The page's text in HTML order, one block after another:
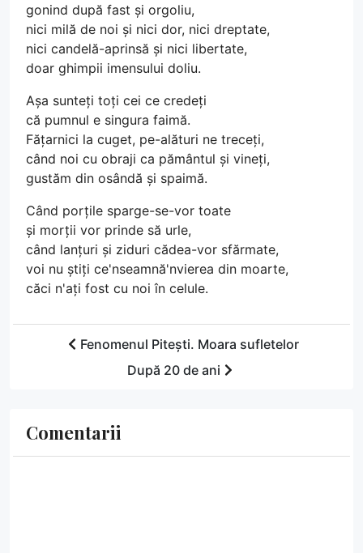
gonind după fast și orgoliu,
nici milă de noi și nici dor, nici dreptate,
nici candelă-aprinsă și nici libertate,
doar ghimpii imensului doliu.
Așa sunteți toți cei ce credeți
că pumnul e singura faimă.
Fățarnici la cuget, pe-alături ne treceți,
când noi cu obraji ca pământul și vineți,
gustăm din osândă și spaimă.
Când porțile sparge-se-vor toate
și morții vor prinde să urle,
când lanțuri și ziduri cădea-vor sfărmate,
voi nu știți ce'nseamnă'nvierea din moarte,
căci n'ați fost cu noi în celule.
Fenomenul Pitești. Moara sufletelor
După 20 de ani
Comentarii